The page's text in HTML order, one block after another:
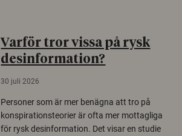
Varför tror vissa på rysk
desinformation?
30 juli 2026
Personer som är mer benägna att tro på
konspirationsteorier är ofta mer mottagliga
för rysk desinformation. Det visar en studie